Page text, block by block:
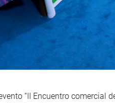
“II Encuentro